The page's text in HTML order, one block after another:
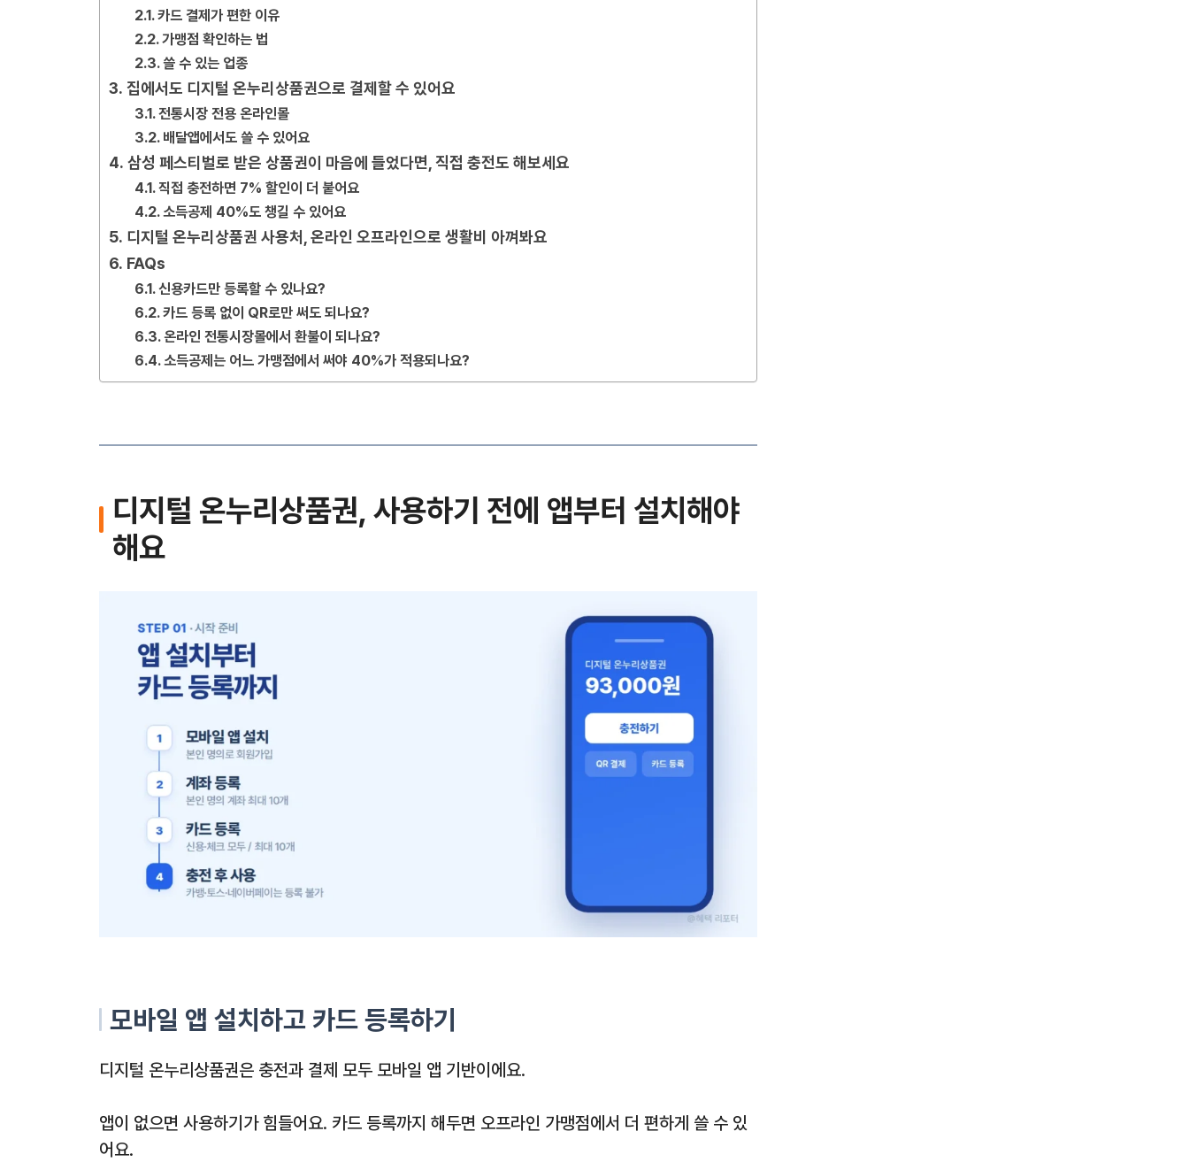
카드 결제가 편한 이유
가맹점 확인하는 법
쓸 수 있는 업종
집에서도 디지털 온누리상품권으로 결제할 수 있어요
전통시장 전용 온라인몰
배달앱에서도 쓸 수 있어요
삼성 페스티벌로 받은 상품권이 마음에 들었다면, 직접 충전도 해보세요
직접 충전하면 7% 할인이 더 붙어요
소득공제 40%도 챙길 수 있어요
디지털 온누리상품권 사용처, 온라인 오프라인으로 생활비 아껴봐요
FAQs
신용카드만 등록할 수 있나요?
카드 등록 없이 QR로만 써도 되나요?
온라인 전통시장몰에서 환불이 되나요?
소득공제는 어느 가맹점에서 써야 40%가 적용되나요?
디지털 온누리상품권, 사용하기 전에 앱부터 설치해야
해요
모바일 앱 설치하고 카드 등록하기
디지털 온누리상품권은 충전과 결제 모두 모바일 앱 기반이에요.
앱이 없으면 사용하기가 힘들어요. 카드 등록까지 해두면 오프라인 가맹점에서 더 편하게 쓸 수 있
어요.